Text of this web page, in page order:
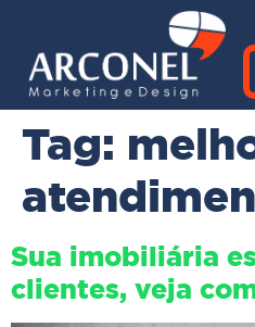
Tag:
Sua imobiliária
clientes, veja